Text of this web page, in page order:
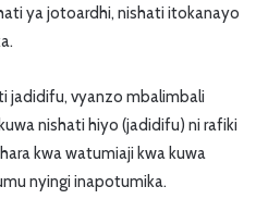
ya jotoardhi, nishati itokanayo
jadidifu, vyanzo mbalimbali
nishati hiyo (jadidifu) ni rafiki
kwa watumiaji kwa kuwa
nyingi inapotumika.